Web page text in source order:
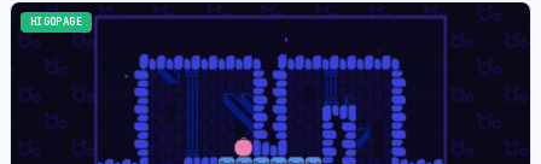
HIGOPAGE